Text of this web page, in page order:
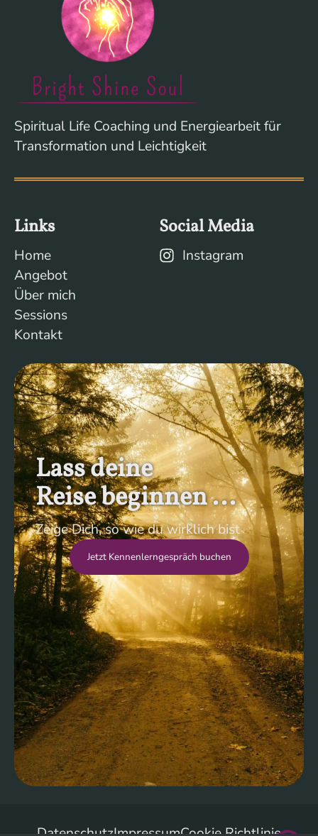
Spiritual Life Coaching und Energiearbeit für
Transformation und Leichtigkeit
Links
Home
Angebot
Über mich
Sessions
Kontakt
Social Media
Instagram
Lass deine
Reise beginnen ...
Zeige Dich, so wie du wirklich bist
Jetzt Kennenlerngespräch buchen